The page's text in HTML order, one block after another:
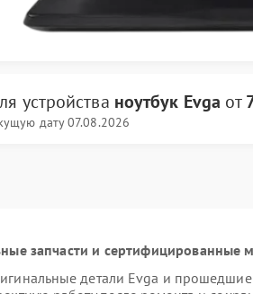
устройства ноутбук Evga от
дату 07.08.2026
запчасти и сертифицированные
детали Evga и